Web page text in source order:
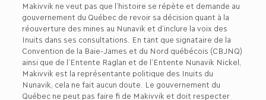
Makivvik ne veut pas que l’histoire se répète et demande au
gouvernement du Québec de revoir sa décision quant à la
réouverture des mines au Nunavik et d’inclure la voix des
Inuits dans ses consultations. En tant que signataire de la
Convention de la Baie-James et du Nord québécois (CBJNQ)
ainsi que de l’Entente Raglan et de l’Entente Nunavik Nickel,
Makivvik est la représentante politique des Inuits du
Nunavik, cela ne fait aucun doute. Le gouvernement du
Québec ne peut pas faire fi de Makivvik et doit respecter